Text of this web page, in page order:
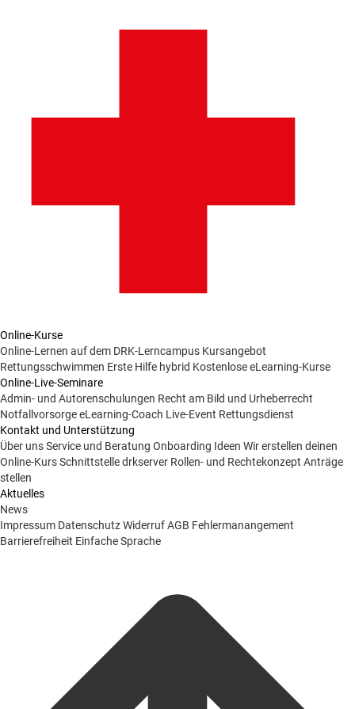
Online-Kurse
Online-Lernen auf dem DRK-Lerncampus Kursangebot
Rettungsschwimmen Erste Hilfe hybrid Kostenlose eLearning-Kurse
Online-Live-Seminare
Admin- und Autorenschulungen Recht am Bild und Urheberrecht
NotfallvorsorgeeLearning-Coach Live-Event Rettungsdienst
Kontakt und Unterstützung
Über unsService und Beratung Onboarding Ideen Wir erstellen deinen
Online-KursSchnittstelle drkserver Rollen- und Rechtekonzept Anträge
stellen
Aktuelles
News
Impressum DatenschutzWiderrufAGB Fehlermanangement
Barrierefreiheit Einfache Sprache